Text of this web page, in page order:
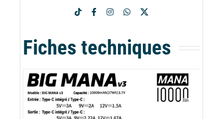
Fiches techniques